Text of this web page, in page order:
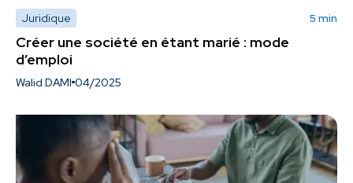
Juridique 5 min
Créer une société en étant marié : mode
d’emploi
Walid DAMI 04/2025